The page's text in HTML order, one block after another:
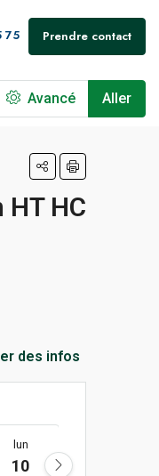
75 Prendre contact
Avancé Aller
HT HC
des infos
lun
10